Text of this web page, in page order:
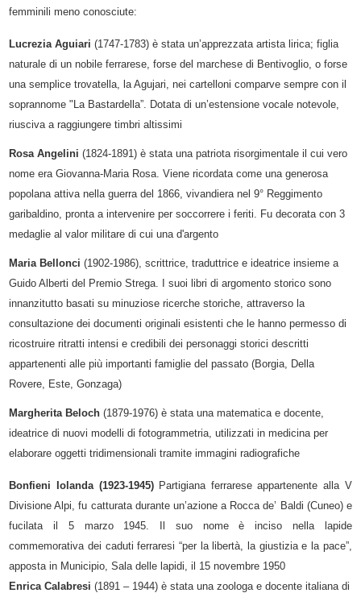
femminili meno conosciute:
Lucrezia Aguiari (1747-1783) è stata un’apprezzata artista lirica; figlia
naturale di un nobile ferrarese, forse del marchese di Bentivoglio, o forse
una semplice trovatella, la Agujari, nei cartelloni comparve sempre con il
soprannome "La Bastardella”. Dotata di un’estensione vocale notevole,
riusciva a raggiungere timbri altissimi
Rosa Angelini (1824-1891) è stata una patriota risorgimentale il cui vero
nome era Giovanna-Maria Rosa. Viene ricordata come una generosa
popolana attiva nella guerra del 1866, vivandiera nel 9° Reggimento
garibaldino, pronta a intervenire per soccorrere i feriti. Fu decorata con 3
medaglie al valor militare di cui una d'argento
Maria Bellonci (1902-1986), scrittrice, traduttrice e ideatrice insieme a
Guido Alberti del Premio Strega. I suoi libri di argomento storico sono
innanzitutto basati su minuziose ricerche storiche, attraverso la
consultazione dei documenti originali esistenti che le hanno permesso di
ricostruire ritratti intensi e credibili dei personaggi storici descritti
appartenenti alle più importanti famiglie del passato (Borgia, Della
Rovere, Este, Gonzaga)
Margherita Beloch (1879-1976) è stata una matematica e docente,
ideatrice di nuovi modelli di fotogrammetria, utilizzati in medicina per
elaborare oggetti tridimensionali tramite immagini radiografiche
Bonfieni Iolanda (1923-1945) Partigiana ferrarese appartenente alla V
Divisione Alpi, fu catturata durante un’azione a Rocca de’ Baldi (Cuneo) e
fucilata il 5 marzo 1945. Il suo nome è inciso nella lapide
commemorativa dei caduti ferraresi “per la libertà, la giustizia e la pace”,
apposta in Municipio, Sala delle lapidi, il 15 novembre 1950
Enrica Calabresi (1891 – 1944) è stata una zoologa e docente italiana di